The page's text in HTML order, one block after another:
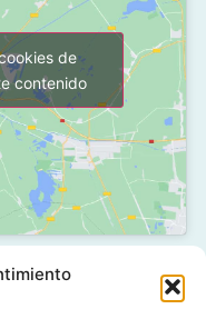
de
contenido